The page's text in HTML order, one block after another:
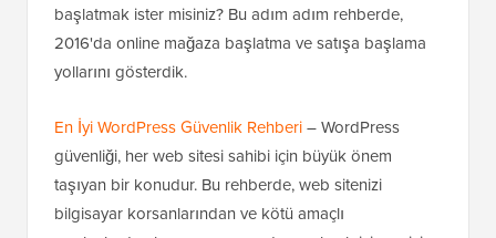
başlatmak ister misiniz? Bu adım adım rehberde,
2016'da online mağaza başlatma ve satışa başlama
yollarını gösterdik.
En İyi WordPress Güvenlik Rehberi– WordPress
güvenliği, her web sitesi sahibi için büyük önem
taşıyan bir konudur. Bu rehberde, web sitenizi
bilgisayar korsanlarından ve kötü amaçlı